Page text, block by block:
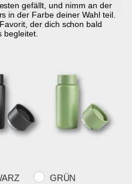
Lieferung in 2-5 Werktage
RÜCKGABERECHT
30 Tage Rückgabe
gefällt, und nimm an der
in der Farbe deiner Wahl teil.
der dich schon bald
begleitet.
GRÜN